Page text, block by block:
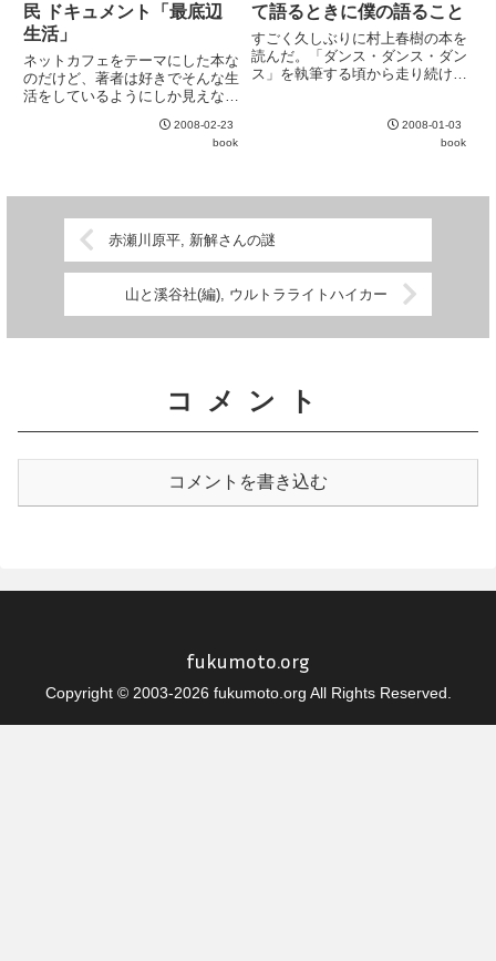
民 ドキュメント「最底辺
生活」
ネットカフェをテーマにした本な
のだけど、著者は好きでそんな生
活をしているようにしか見えな
もあり、その気になれば実家にも
戻れる様な立場だからか。"高等
2008-02-23
book
て語るときに僕の語ること
すごく久しぶりに村上春樹の本を
読んだ。「ダンス・ダンス・ダン
ス」を執筆する頃から走り続けて
ることにフォーカスした書き下ろ
しのメモワール。走ることが、小
2008-01-03
book
赤瀬川原平, 新解さんの謎
山と溪谷社(編), ウルトラライトハイカー
コメント
コメントを書き込む
fukumoto.org
Copyright © 2003-2026 fukumoto.org All Rights Reserved.